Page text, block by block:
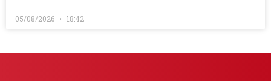
05/08/2026 18:42